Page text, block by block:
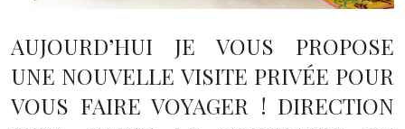
AUJOURD’HUI JE VOUS PROPOSE
UNE NOUVELLE VISITE PRIVÉE POUR
VOUS FAIRE VOYAGER ! DIRECTION